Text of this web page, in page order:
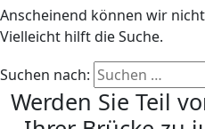
Anscheinend können wir
Vielleicht hilft die Suche.
Suchen nach:
Werden Sie Teil